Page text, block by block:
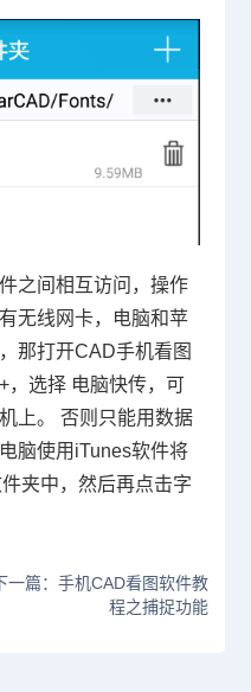
之间相互访问，操作
无线网卡，电脑和苹
那打开CAD手机看图
+，选择 电脑快传，可
上。 否则只能用数据
脑使用 iTunes软件将
夹中，然后再点击字
一篇：手机CAD看图软件教
程之捕捉功能